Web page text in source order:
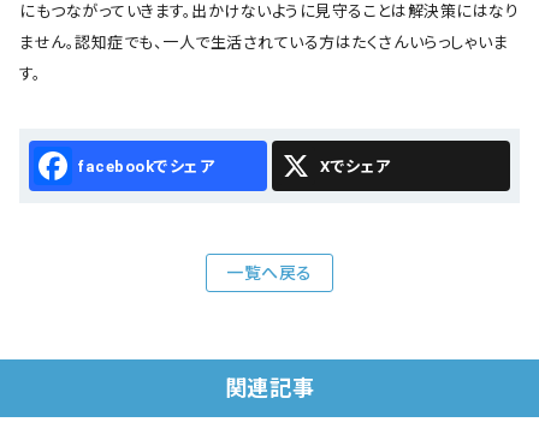
にもつながっていきます。出かけないように見守ることは解決策にはなり
ません。認知症でも、一人で生活されている方はたくさんいらっしゃいま
す。
Facebook X
一覧へ戻る
関連記事